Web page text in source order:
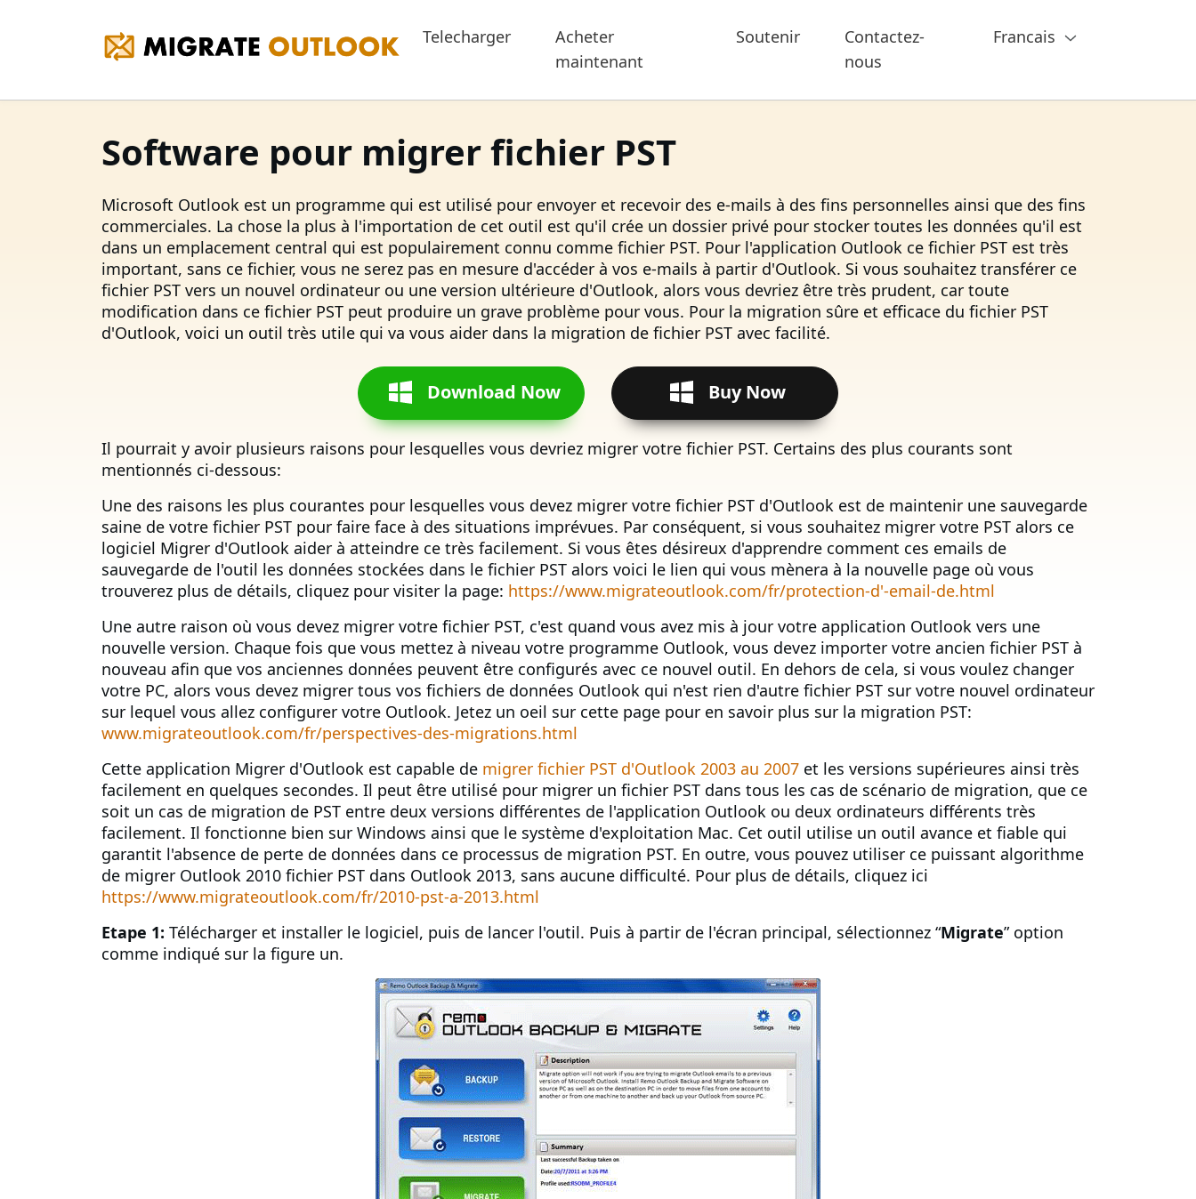
Telecharger
Acheter
maintenant
Soutenir
Contactez-
nous
Francais
Software pour migrer fichier PST
Microsoft Outlook est un programme qui est utilisé pour envoyer et recevoir des e-mails à des fins personnelles ainsi que des fins
commerciales. La chose la plus à l'importation de cet outil est qu'il crée un dossier privé pour stocker toutes les données qu'il est
dans un emplacement central qui est populairement connu comme fichier PST. Pour l'application Outlook ce fichier PST est très
important, sans ce fichier, vous ne serez pas en mesure d'accéder à vos e-mails à partir d'Outlook. Si vous souhaitez transférer ce
fichier PST vers un nouvel ordinateur ou une version ultérieure d'Outlook, alors vous devriez être très prudent, car toute
modification dans ce fichier PST peut produire un grave problème pour vous. Pour la migration sûre et efficace du fichier PST
d'Outlook, voici un outil très utile qui va vous aider dans la migration de fichier PST avec facilité.
Download Now Buy Now
Il pourrait y avoir plusieurs raisons pour lesquelles vous devriez migrer votre fichier PST. Certains des plus courants sont
mentionnés ci-dessous:
Une des raisons les plus courantes pour lesquelles vous devez migrer votre fichier PST d'Outlook est de maintenir une sauvegarde
saine de votre fichier PST pour faire face à des situations imprévues. Par conséquent, si vous souhaitez migrer votre PST alors ce
logiciel Migrer d'Outlook aider à atteindre ce très facilement. Si vous êtes désireux d'apprendre comment ces emails de
sauvegarde de l'outil les données stockées dans le fichier PST alors voici le lien qui vous mènera à la nouvelle page où vous
trouverez plus de détails, cliquez pour visiter la page: https://www.migrateoutlook.com/fr/protection-d'-email-de.html
Une autre raison où vous devez migrer votre fichier PST, c'est quand vous avez mis à jour votre application Outlook vers une
nouvelle version. Chaque fois que vous mettez à niveau votre programme Outlook, vous devez importer votre ancien fichier PST à
nouveau afin que vos anciennes données peuvent être configurés avec ce nouvel outil. En dehors de cela, si vous voulez changer
votre PC, alors vous devez migrer tous vos fichiers de données Outlook qui n'est rien d'autre fichier PST sur votre nouvel ordinateur
sur lequel vous allez configurer votre Outlook. Jetez un oeil sur cette page pour en savoir plus sur la migration PST:
www.migrateoutlook.com/fr/perspectives-des-migrations.html
Cette application Migrer d'Outlook est capable de migrer fichier PST d'Outlook 2003 au 2007 et les versions supérieures ainsi très
facilement en quelques secondes. Il peut être utilisé pour migrer un fichier PST dans tous les cas de scénario de migration, que ce
soit un cas de migration de PST entre deux versions différentes de l'application Outlook ou deux ordinateurs différents très
facilement. Il fonctionne bien sur Windows ainsi que le système d'exploitation Mac. Cet outil utilise un outil avance et fiable qui
garantit l'absence de perte de données dans ce processus de migration PST. En outre, vous pouvez utiliser ce puissant algorithme
de migrer Outlook 2010 fichier PST dans Outlook 2013, sans aucune difficulté. Pour plus de détails, cliquez ici
https://www.migrateoutlook.com/fr/2010-pst-a-2013.html
Etape 1: Télécharger et installer le logiciel, puis de lancer l'outil. Puis à partir de l'écran principal, sélectionnez “Migrate” option
comme indiqué sur la figure un.